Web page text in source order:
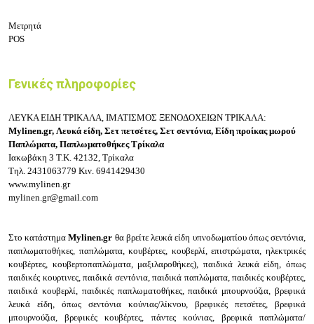
Μετρητά
POS
Γενικές πληροφορίες
ΛΕΥΚΑ ΕΙΔΗ ΤΡΙΚΑΛΑ, ΙΜΑΤΙΣΜΟΣ ΞΕΝΟΔΟΧΕΙΩΝ ΤΡΙΚΑΛΑ:
Mylinen.gr, Λευκά είδη, Σετ πετσέτες, Σετ σεντόνια, Είδη προίκας μωρού
Παπλώματα, Παπλωματοθήκες Τρίκαλα
Ιακωβάκη 3 Τ.Κ. 42132, Τρίκαλα
Τηλ. 2431063779 Κιν. 6941429430
www.mylinen.gr
mylinen.gr@gmail.com
Στο κατάστημαMylinen.gr θα βρείτε λευκά είδη υπνοδωματίου όπως σεντόνια,
παπλωματοθήκες, παπλώματα, κουβέρτες, κουβερλί, επιστρώματα, ηλεκτρικές
κουβέρτες, κουβερτοπαπλώματα, μαξιλαροθήκες), παιδικά λευκά είδη, όπως
παιδικές κουρτινες, παιδικά σεντόνια, παιδικά παπλώματα, παιδικές κουβέρτες,
παιδικά κουβερλί, παιδικές παπλωματοθήκες, παιδικά μπουρνούζια, βρεφικά
λευκά είδη, όπως σεντόνια κούνιας/λίκνου, βρεφικές πετσέτες, βρεφικά
μπουρνούζια, βρεφικές κουβέρτες, πάντες κούνιας, βρεφικά παπλώματα/